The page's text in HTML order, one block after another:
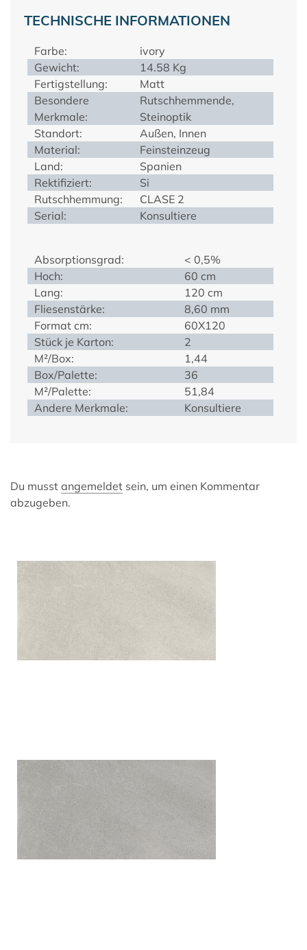
TECHNISCHE INFORMATIONEN
Farbe:
ivory
Gewicht:
14.58 Kg
Fertigstellung:
Matt
Besondere
Merkmale:
Rutschhemmende,
Steinoptik
Standort:
Außen, Innen
Material:
Feinsteinzeug
Land:
Spanien
Rektifiziert:
Si
Rutschhemmung:
CLASE 2
Serial:
Konsultiere
Absorptionsgrad:
< 0,5%
Hoch:
60 cm
Lang:
120 cm
Fliesenstärke:
8,60 mm
Format cm:
60X120
Stück je Karton:
2
M²/Box:
1,44
Box/Palette:
36
M²/Palette:
51,84
Andere Merkmale:
Konsultiere
Du musst angemeldet sein, um einen Kommentar
abzugeben.